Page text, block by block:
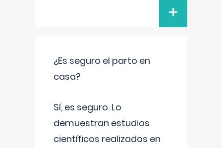
+
¿Es seguro el parto en
casa?
Sí, es seguro. Lo
demuestran estudios
científicos realizados en